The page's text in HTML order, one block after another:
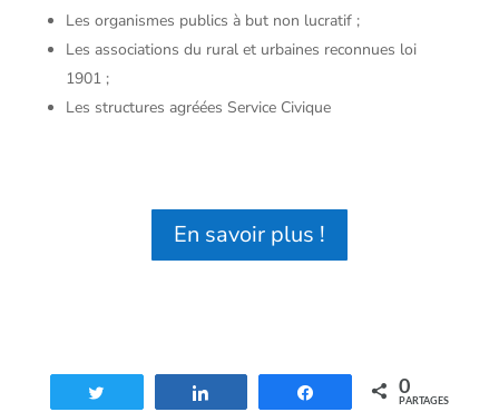
Les organismes publics à but non lucratif ;
Les associations du rural et urbaines reconnues loi
1901 ;
Les structures agréées Service Civique
En savoir plus !
Partagez 0
PARTAGES